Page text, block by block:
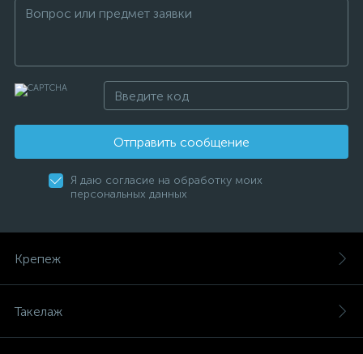
Отправить сообщение
Я даю согласие на обработку моих
персональных данных
Крепеж
Такелаж